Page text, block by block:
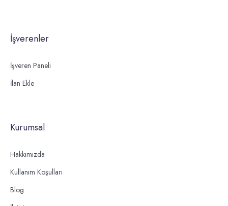
İşverenler
İşveren Paneli
İlan Ekle
Kurumsal
Hakkımızda
Kullanım Koşulları
Blog